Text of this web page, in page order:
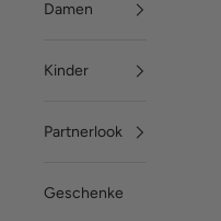
Damen
Kinder
Partnerlook
Geschenke